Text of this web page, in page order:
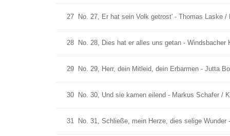
27 No. 27, Er hat sein Volk getrost' - Thomas Laske /
28 No. 28, Dies hat er alles uns getan - Windsbacher
29 No. 29, Herr, dein Mitleid, dein Erbarmen - Jutta
30 No. 30, Und sie kamen eilend - Markus Schafer /
31 No. 31, Schließe, mein Herze, dies selige